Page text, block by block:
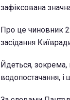
зафіксована
Про це чиновник
засідання
Йдеться, зокрема,
водопостачання, і